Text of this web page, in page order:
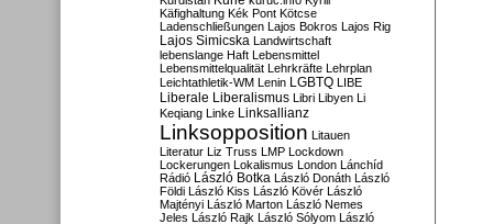
Käfighaltung Kék Pont Kötcse
Ladenschließungen Lajos Bokros Lajos Rig
Lajos Simicska Landwirtschaft
lebenslange Haft Lebensmittel
Lebensmittelqualität Lehrkräfte Lehrplan
Leichtathletik-WM Lenin LGBTQ LIBE
Liberale Liberalismus Libri Libyen Li
Keqiang Linke Linksallianz
Linksopposition Litauen
Literatur Liz Truss LMP Lockdown
Lockerungen Lokalismus London Lánchíd
Rádió
László Botka László Donáth László
Földi László Kiss László Kövér László
Majtényi László Marton László Nemes
Jeles László Rajk László Sólyom László